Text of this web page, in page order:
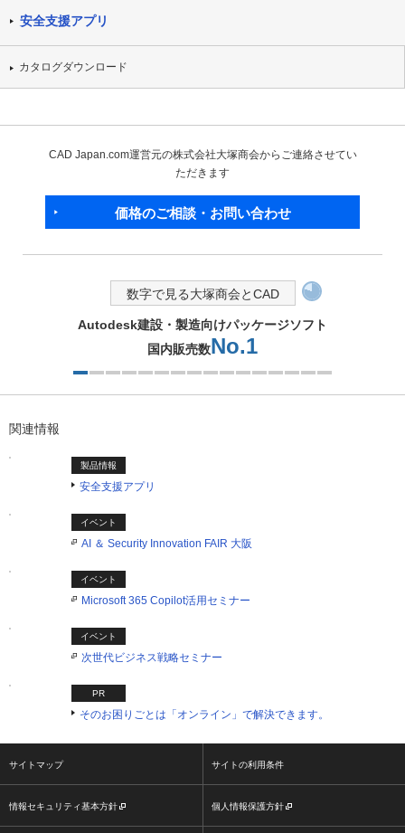
安全支援アプリ
カタログダウンロード
CAD Japan.com運営元の株式会社大塚商会からご連絡させてい
ただきます
価格のご相談・お問い合わせ
数字で見る大塚商会とCAD
Autodesk建設・製造向けパッケージソフト
国内販売数No.1
関連情報
製品情報
安全支援アプリ
イベント
AI ＆ Security Innovation FAIR 大阪
イベント
Microsoft 365 Copilot活用セミナー
イベント
次世代ビジネス戦略セミナー
PR
そのお困りごとは「オンライン」で解決できます。
サイトマップ サイトの利用条件
情報セキュリティ基本方針 個人情報保護方針